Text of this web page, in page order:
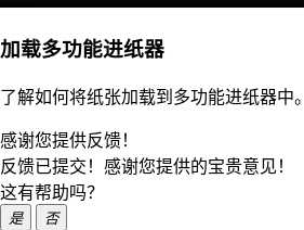
加载多功能进纸器
了解如何将纸张加载到多功能进纸器中。
感谢您提供反馈！
反馈已提交！感谢您提供的宝贵意见！
这有帮助吗？
是 否